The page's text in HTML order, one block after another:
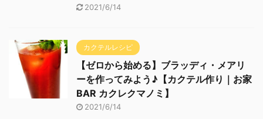
2021/6/14
カクテルレシピ
【ゼロから始める】ブラッディ・メアリ
ーを作ってみよう♪【カクテル作り｜お家
BAR カクレクマノミ】
2021/6/14